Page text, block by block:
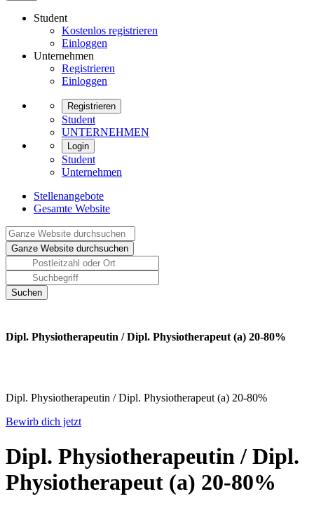
Student
Kostenlos registrieren
Einloggen
Unternehmen
Registrieren
Einloggen
Registrieren
Student
UNTERNEHMEN
Login
Student
Unternehmen
Stellenangebote
Gesamte Website
Dipl. Physiotherapeutin / Dipl. Physiotherapeut (a) 20-80%
Dipl. Physiotherapeutin / Dipl. Physiotherapeut (a) 20-80%
Bewirb dich jetzt
Dipl. Physiotherapeutin / Dipl.
Physiotherapeut (a) 20-80%